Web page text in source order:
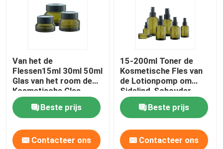
Van het de
Flessen15ml 30ml 50ml
Glas van het room de
Kosmetische Glas
Schoonheidsmiddelen
van de Roomkruiken
voor Skincare
Beste prijs
Contacteer ons
15-200ml Toner de
Kosmetische Fles van
de Lotionpomp om
Sidelind-Schouder
Beste prijs
Contacteer ons